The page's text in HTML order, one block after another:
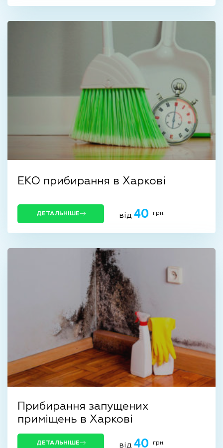
ЕКО прибирання в Харкові
ДЕТАЛЬНІШЕ від 40 грн.
Прибирання запущених
приміщень в Харкові
ДЕТАЛЬНІШЕ від 40 грн.